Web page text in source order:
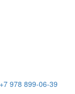
+7 978 899-06-39